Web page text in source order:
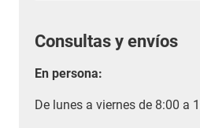
Consultas y envíos
En persona:
De lunes a viernes de 8:00 a